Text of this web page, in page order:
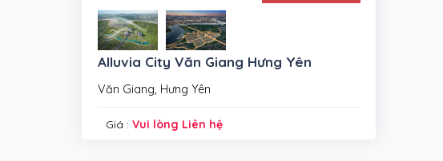
Alluvia City Văn Giang Hưng Yên
Văn Giang, Hưng Yên
Giá : Vui lòng Liên hệ